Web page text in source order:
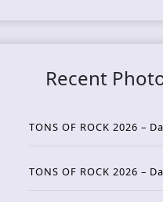
Recent
TONS OF ROCK 2026 –
TONS OF ROCK 2026 –